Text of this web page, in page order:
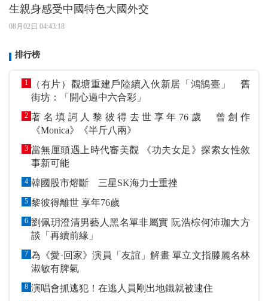
生親身感受中國特色大國外交
08月02日 04:43:18
排行榜
1
（有片）觀塘重建戶陸續入伙新居「鴻鵠臺」 舊
街坊：「開心過中六合彩」
2 著名填詞人黎彼得去世享年76歲 曾創作
《Monica》《半斤八兩》
3 當無厘頭遇上時代審美觀 《功夫女足》探索女性敘
事新可能
4 韓國股市熔斷 三星SK海力士重挫
5 黎彼得離世 享年76歲
6 劉佩玥澄清男藝人黑名單非屬實 阮浩棕何沛珈大方
談「再續前緣」
7 為《愛·回家》演員「友誼」解畫 單立文指滕麗名林
淑敏有脾氣
8 演唱會抓逃犯！在逃人員剛出地鐵就被逮住